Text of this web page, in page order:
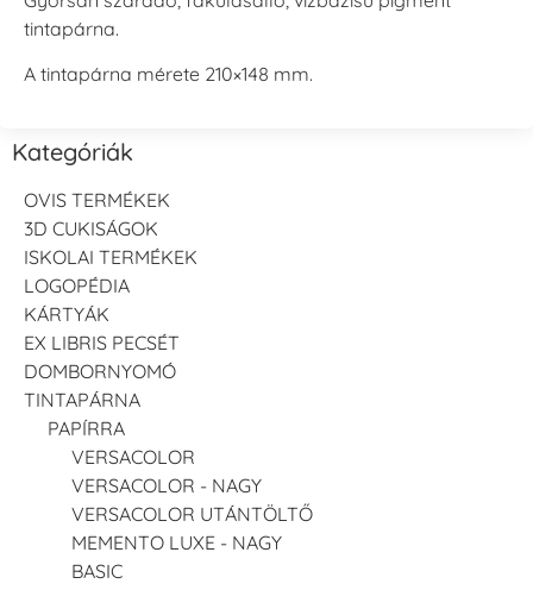
tintapárna.
A tintapárna mérete 210×148 mm.
Kategóriák
OVIS TERMÉKEK
3D CUKISÁGOK
ISKOLAI TERMÉKEK
LOGOPÉDIA
KÁRTYÁK
EX LIBRIS PECSÉT
DOMBORNYOMÓ
TINTAPÁRNA
PAPÍRRA
VERSACOLOR
VERSACOLOR - NAGY
VERSACOLOR UTÁNTÖLTŐ
MEMENTO LUXE - NAGY
BASIC